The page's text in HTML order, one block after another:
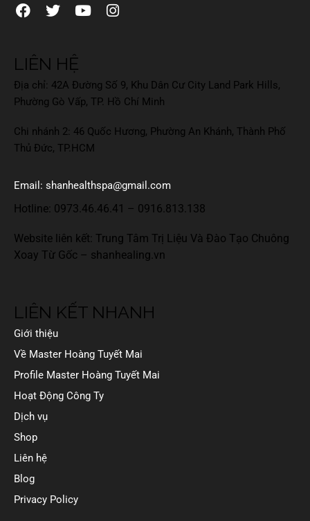
LIÊN HỆ
Địa chỉ: 42A Đường Số 9, Khu Dân Cư City Land Park Hills,
Phường Gò Vấp, TP. Hồ Chí Minh
Chi nhánh 2: 46 Quốc Hương, Phường An Khánh, Thành Phố
Thủ Đức, TP.HCM
Email: shanhealthspa@gmail.com
Hotline: 0973.46.46.41 – 0916.813.138
Website liên kết: Trung Tâm Trị Liệu Và Đào Tạo Chuông
Xoay Từ Gốc – shanhealing.vn
LIÊN KẾT NHANH
Giới thiệu
Về Master Hoàng Tuyết Mai
Profile Master Hoàng Tuyết Mai
Hoạt Động Công Ty
Dịch vụ
Shop
Liên hệ
Blog
Privacy Policy